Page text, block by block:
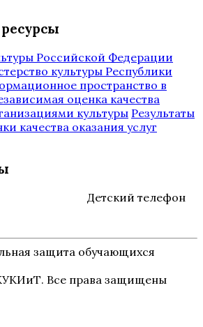
Российской Федерации
культуры Республики
пространство в
оценка качества
культуры Результаты
качества оказания услуг
Детский телефон
защита обучающихся
Все права защищены